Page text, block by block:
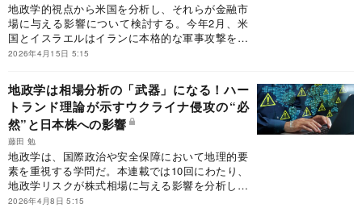
地政学的視点から米国を分析し、それらが金融市
場に与える影響について検討する。今年2月、米
国とイスラエルはイランに本格的な軍事攻撃を実
施した。地政学的な視点から両国によるイラン攻
2026年4月15日 5:15
地政学は相場分析の「武器」になる！ハー
トランド理論が示すウクライナ侵攻の“必
然”と日本株への影響
藤田 勉
地政学は、国際政治や安全保障において地理的要
素を重視する学問だ。本連載では10回にわたり、
地政学リスクが株式相場に与える影響を分析して
いく。
2026年4月8日 5:15